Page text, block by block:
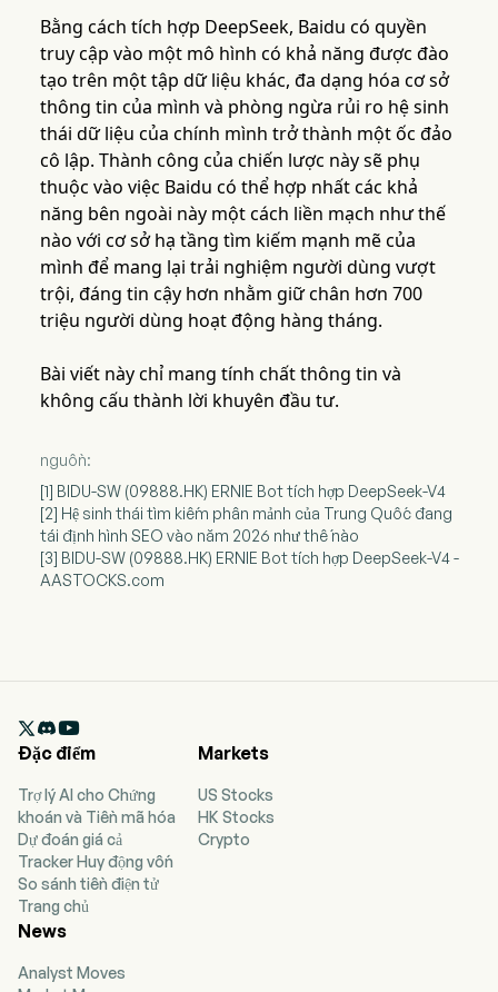
Bằng cách tích hợp DeepSeek, Baidu có quyền
truy cập vào một mô hình có khả năng được đào
tạo trên một tập dữ liệu khác, đa dạng hóa cơ sở
thông tin của mình và phòng ngừa rủi ro hệ sinh
thái dữ liệu của chính mình trở thành một ốc đảo
cô lập. Thành công của chiến lược này sẽ phụ
thuộc vào việc Baidu có thể hợp nhất các khả
năng bên ngoài này một cách liền mạch như thế
nào với cơ sở hạ tầng tìm kiếm mạnh mẽ của
mình để mang lại trải nghiệm người dùng vượt
trội, đáng tin cậy hơn nhằm giữ chân hơn 700
triệu người dùng hoạt động hàng tháng.
Bài viết này chỉ mang tính chất thông tin và
không cấu thành lời khuyên đầu tư.
nguồn:
[1] BIDU-SW (09888.HK) ERNIE Bot tích hợp DeepSeek-V4
[2] Hệ sinh thái tìm kiếm phân mảnh của Trung Quốc đang
tái định hình SEO vào năm 2026 như thế nào
[3] BIDU-SW (09888.HK) ERNIE Bot tích hợp DeepSeek-V4 -
AASTOCKS.com

Đặc điểm
Trợ lý AI cho Chứng
khoán và Tiền mã hóa
Dự đoán giá cả
Tracker Huy động vốn
So sánh tiền điện tử
Trang chủ
Markets
US Stocks
HK Stocks
Crypto
News
Analyst Moves